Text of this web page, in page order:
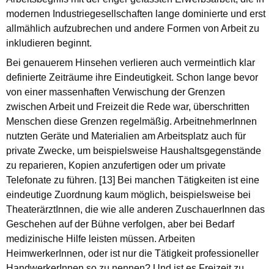
modernen Industriegesellschaften lange dominierte und erst
allmählich aufzubrechen und andere Formen von Arbeit zu
inkludieren beginnt.
Bei genauerem Hinsehen verlieren auch vermeintlich klar
definierte Zeiträume ihre Eindeutigkeit. Schon lange bevor
von einer massenhaften Verwischung der Grenzen
zwischen Arbeit und Freizeit die Rede war, überschritten
Menschen diese Grenzen regelmäßig. ArbeitnehmerInnen
nutzten Geräte und Materialien am Arbeitsplatz auch für
private Zwecke, um beispielsweise Haushaltsgegenstände
zu reparieren, Kopien anzufertigen oder um private
Telefonate zu führen. [13] Bei manchen Tätigkeiten ist eine
eindeutige Zuordnung kaum möglich, beispielsweise bei
TheaterärztInnen, die wie alle anderen ZuschauerInnen das
Geschehen auf der Bühne verfolgen, aber bei Bedarf
medizinische Hilfe leisten müssen. Arbeiten
HeimwerkerInnen, oder ist nur die Tätigkeit professioneller